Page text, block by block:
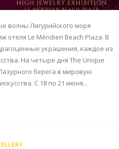
волны Лигурийского моря
Le Méridien Beach Plaza. В
украшения, каждое из
На четыре дня The Unique
берега в мировую
С 18 по 21 июня...